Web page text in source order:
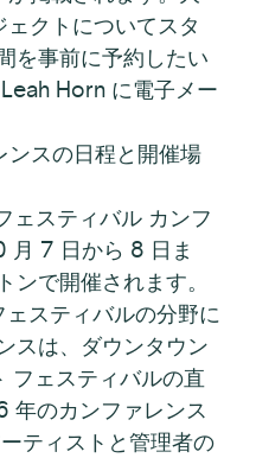
クトについてスタ
を事前に予約したい
Horn に電子メー
スの日程と開催場
ェスティバル カンフ
月 7 日から 8 日ま
で開催されます。
スティバルの分野に
スは、ダウンタウン
フェスティバルの直
年のカンファレンス
ティストと管理者の